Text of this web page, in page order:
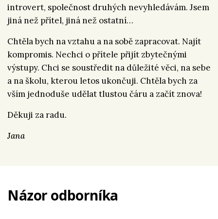
introvert, společnost druhých nevyhledávám. Jsem
jiná než přítel, jiná než ostatní…
Chtěla bych na vztahu a na sobě zapracovat. Najít
kompromis. Nechci o přítele přijít zbytečnými
výstupy. Chci se soustředit na důležité věci, na sebe
a na školu, kterou letos ukončuji. Chtěla bych za
vším jednoduše udělat tlustou čáru a začít znova!
Děkuji za radu.
Jana
Názor odborníka